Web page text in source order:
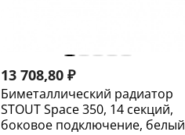
13 708,80 ₽
Биметаллический радиатор
STOUT Space 350, 14 секций,
боковое подключение, белый